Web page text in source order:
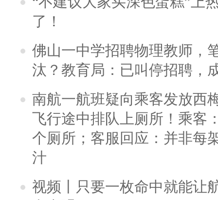
了！
佛山一中学招聘物理教师，
汰？教育局：已叫停招聘，
南航一航班疑向乘客发放西
飞行途中排队上厕所！乘客
个厕所；客服回应：并非每
汁
视频丨只要一枚命中就能让